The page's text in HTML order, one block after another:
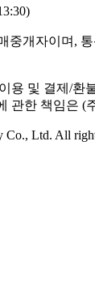
중개자이며,
용 및 결제/환
관한 책임은 (
Ltd. All